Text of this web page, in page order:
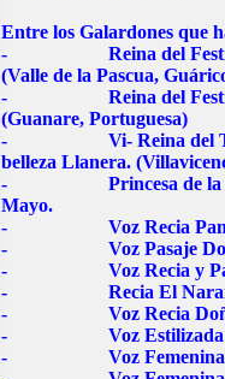
Entre los Galardones que
- Reina del Festival
(Valle de la Pascua,
- Reina del Festival
(Guanare, Portuguesa)
- Vi- Reina del
belleza Llanera.
- Princesa de la
Mayo.
- Voz Recia
- Voz Pasaje Doña
- Voz Recia y
- Recia El
- Voz Recia Doña
- Voz Estilizada
- Voz Femenina